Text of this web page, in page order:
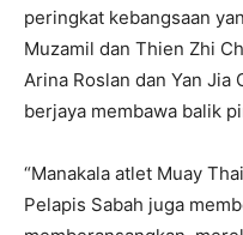
peringkat kebangsaan
Muzamil dan Thien Zhi
Arina Roslan dan Yan Jia
berjaya membawa balik
“Manakala atlet Muay
Pelapis Sabah juga